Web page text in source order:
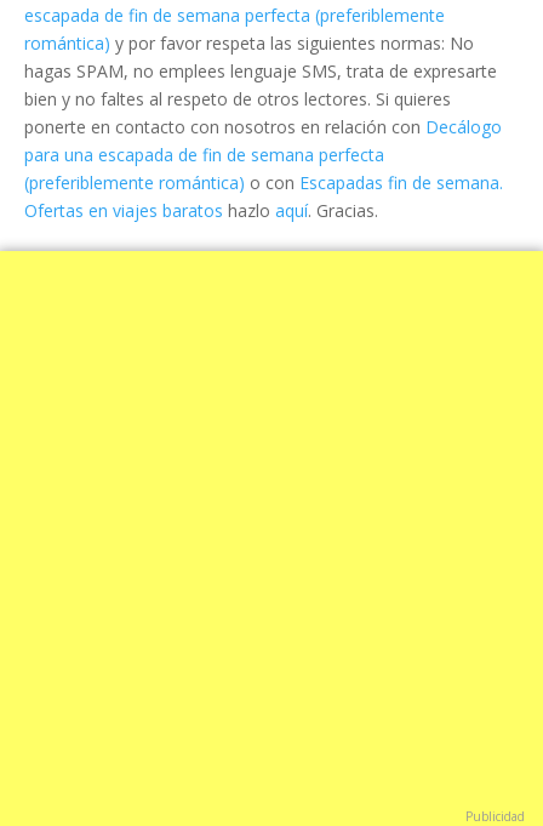
escapada de fin de semana perfecta (preferiblemente
romántica) y por favor respeta las siguientes normas: No
hagas SPAM, no emplees lenguaje SMS, trata de expresarte
bien y no faltes al respeto de otros lectores. Si quieres
ponerte en contacto con nosotros en relación con Decálogo
para una escapada de fin de semana perfecta
(preferiblemente romántica) o con Escapadas fin de semana.
Ofertas en viajes baratos hazlo aquí. Gracias.
Publicidad